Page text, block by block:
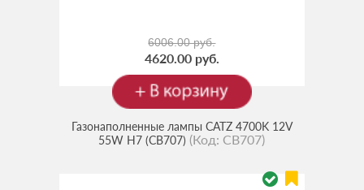
6006.00 руб.
4620.00 руб.
Газонаполненные лампы CATZ 4700K 12V
55W H7 (CB707) (Код: CB707)